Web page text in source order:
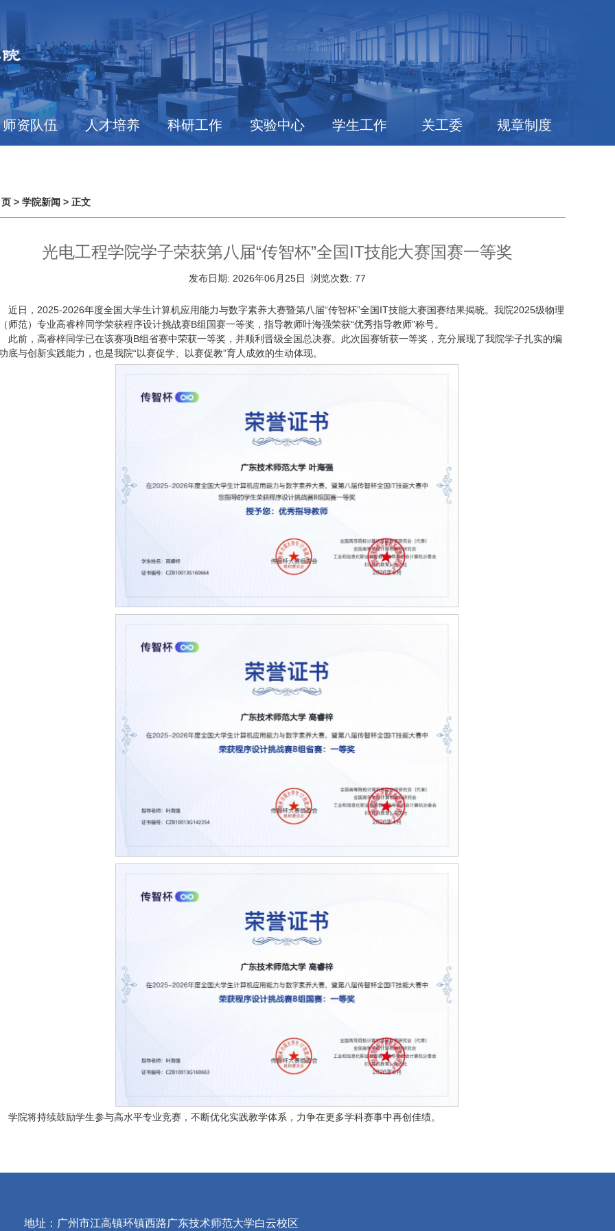
师资队伍 人才培养 科研工作 实验中心 学生工作 关工委 规章制度
> 学院新闻 > 正文
光电工程学院学子荣获第八届“传智杯”全国IT技能大赛国赛一等奖
发布日期: 2026年06月25日 浏览次数: 77
近日，2025-2026年度全国大学生计算机应用能力与数字素养大赛暨第八届“传智杯”全国IT技能大赛国赛结果揭晓。我院2025级物理
师范）专业高睿梓同学荣获程序设计挑战赛B组国赛一等奖，指导教师叶海强荣获“优秀指导教师”称号。
此前，高睿梓同学已在该赛项B组省赛中荣获一等奖，并顺利晋级全国总决赛。此次国赛斩获一等奖，充分展现了我院学子扎实的编
底与创新实践能力，也是我院“以赛促学、以赛促教”育人成效的生动体现。
学院将持续鼓励学生参与高水平专业竞赛，不断优化实践教学体系，力争在更多学科赛事中再创佳绩。
地址：广州市江高镇环镇西路广东技术师范大学白云校区